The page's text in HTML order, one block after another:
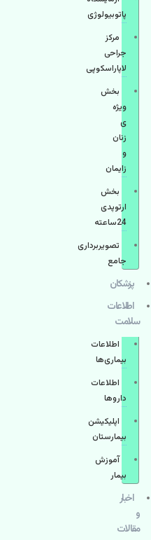
پاتوبیولوژی
مرکز
جراحی
لاپاراسکوپی
بخش
ویژه
ی
زنان
و
زایمان
بخش
ارتوپدی
24ساعته
تصویربرداری
جامع
پزشكان
اطلاعات
سلامت
اطلاعات
بیماری‌ها
اطلاعات
دارو‌ها
اپليكيشن
بيمارستان
آموزش
بیمار
اخبار
و
مقالات